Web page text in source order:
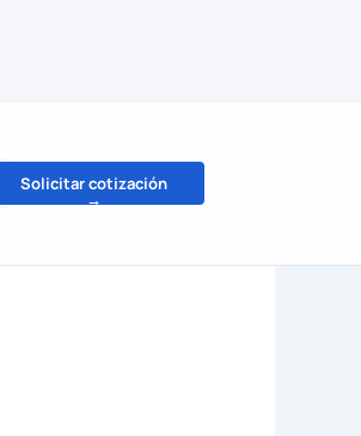
Solicitar cotización
→